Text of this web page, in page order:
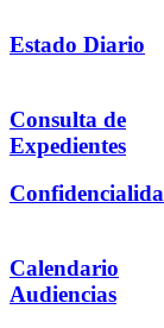
Estado Diario
Consulta de
Expedientes
Calendario
Audiencias